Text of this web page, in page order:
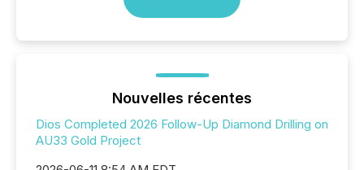
Nouvelles récentes
Dios Completed 2026 Follow-Up Diamond Drilling on
AU33 Gold Project